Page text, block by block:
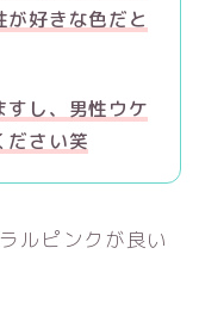
好きな色だと
すし、男性ウケ
ださい笑
ルピンクが良い